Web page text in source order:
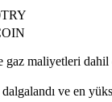
TRY
maliyetleri dahil
ve en